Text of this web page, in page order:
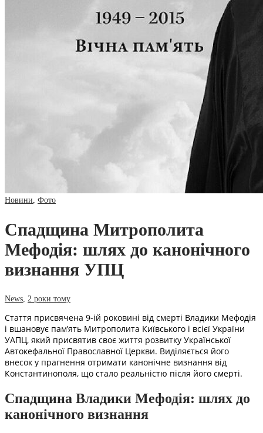
Новини Фото
Спадщина Митрополита
Мефодія: шлях до канонічного
визнання УПЦ
News 2 роки тому
Стаття присвячена 9-ій роковині від смерті Владики Мефодія
і вшановує пам’ять Митрополита Київського і всієї України
УАПЦ, який присвятив своє життя розвитку Української
Автокефальної Православної Церкви. Виділяється його
внесок у прагнення отримати канонічне визнання від
Константинополя, що стало реальністю після його смерті.
Спадщина Владики Мефодія: шлях до
канонічного визнання